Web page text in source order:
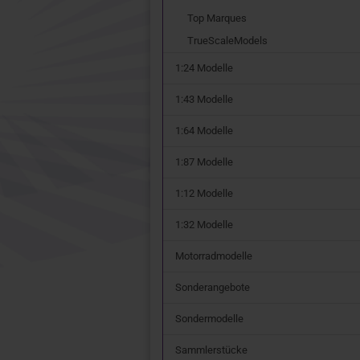
Top Marques
TrueScaleModels
1:24 Modelle
1:43 Modelle
1:64 Modelle
1:87 Modelle
1:12 Modelle
1:32 Modelle
Motorradmodelle
Sonderangebote
Sondermodelle
Sammlerstücke